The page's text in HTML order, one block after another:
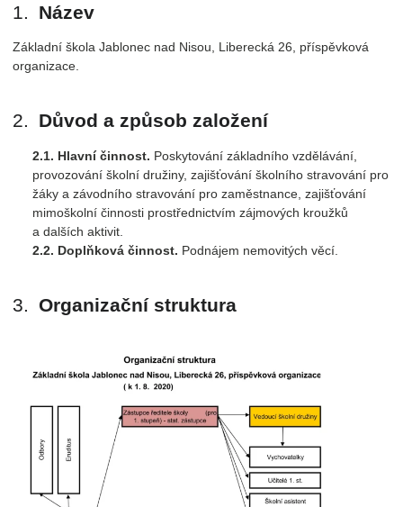
Název
Základní škola Jablonec nad Nisou, Liberecká 26, příspěvková
organizace.
Důvod a způsob založení
Hlavní činnost. Poskytování základního vzdělávání,
provozování školní družiny, zajišťování školního stravování pro
žáky a závodního stravování pro zaměstnance, zajišťování
mimoškolní činnosti prostřednictvím zájmových kroužků
a dalších aktivit.
Doplňková činnost. Podnájem nemovitých věcí.
Organizační struktura